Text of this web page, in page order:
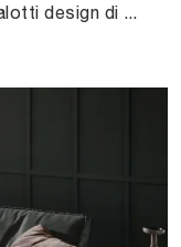
Clicca e ottieni informazioni sui salotti design di Novamobili! Differenti modelli di divani, come Noa, ti attendono.